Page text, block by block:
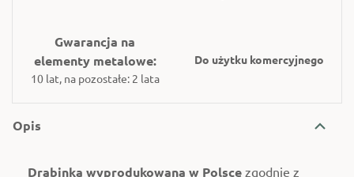
Gwarancja na
elementy metalowe:
10 lat, na pozostałe: 2 lata
Do użytku komercyjnego
Opis
Drabinka wyprodukowana w Polsce zgodnie z